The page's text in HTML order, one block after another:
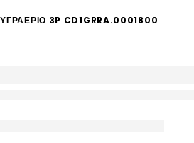
3P CD1GRRA.0001800